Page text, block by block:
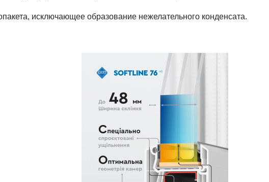
исключающее образование нежелательного конденсата.